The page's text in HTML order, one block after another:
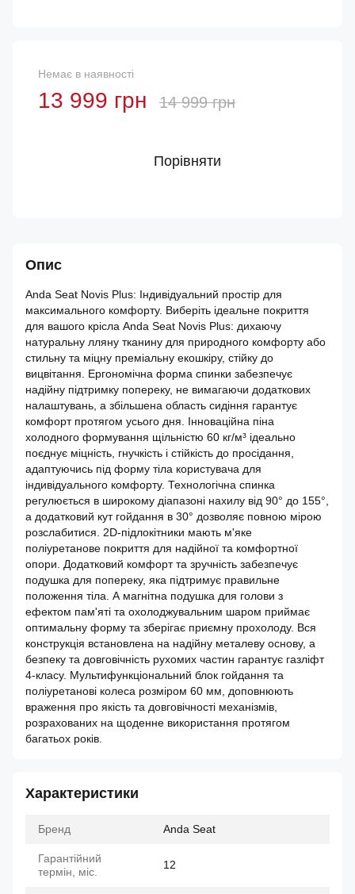
Немає в наявності
13 999 грн 14 999 грн
Порівняти
Опис
Anda Seat Novis Plus: Індивідуальний простір для
максимального комфорту. Виберіть ідеальне покриття
для вашого крісла Anda Seat Novis Plus: дихаючу
натуральну лляну тканину для природного комфорту або
стильну та міцну преміальну екошкіру, стійку до
вицвітання. Ергономічна форма спинки забезпечує
надійну підтримку попереку, не вимагаючи додаткових
налаштувань, а збільшена область сидіння гарантує
комфорт протягом усього дня. Інноваційна піна
холодного формування щільністю 60 кг/м³ ідеально
поєднує міцність, гнучкість і стійкість до просідання,
адаптуючись під форму тіла користувача для
індивідуального комфорту. Технологічна спинка
регулюється в широкому діапазоні нахилу від 90° до 155°,
а додатковий кут гойдання в 30° дозволяє повною мірою
розслабитися. 2D-підлокітники мають м'яке
поліуретанове покриття для надійної та комфортної
опори. Додатковий комфорт та зручність забезпечує
подушка для попереку, яка підтримує правильне
положення тіла. А магнітна подушка для голови з
ефектом пам'яті та охолоджувальним шаром приймає
оптимальну форму та зберігає приємну прохолоду. Вся
конструкція встановлена на надійну металеву основу, а
безпеку та довговічність рухомих частин гарантує газліфт
4-класу. Мультифункціональний блок гойдання та
поліуретанові колеса розміром 60 мм, доповнюють
враження про якість та довговічності механізмів,
розрахованих на щоденне використання протягом
багатьох років.
Характеристики
Бренд Anda Seat
Гарантійний
термін, міс.
12